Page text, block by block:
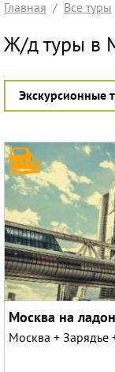
Туры на Черное
Вылеты из
Раннее
Круизы
Главная Все туры
Ж/д туры в
Экскурсионные
Москва на
Москва +